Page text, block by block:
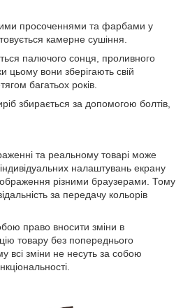
просоченнями та фарбами у
камерне сушіння.
палючого сонця, проливного
цьому вони зберігають свій
багатьох років.
збирається за допомогою болтів,
та реальному товарі може
налаштувань екрану
різними браузерами. Тому
за передачу кольорів
право вносити зміни в
товару без попереднього
всі зміни не несуть за собою